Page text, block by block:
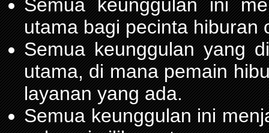
Semua keunggulan ini
utama bagi pecinta hiburan
Semua keunggulan yang
utama, di mana pemain
layanan yang ada.
Semua keunggulan ini